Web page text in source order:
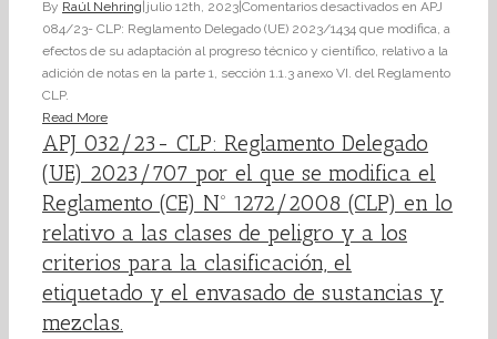
By Raúl Nehring julio 12th, 2023 Comentarios desactivados en APJ
084/23- CLP: Reglamento Delegado (UE) 2023/1434 que modifica, a
efectos de su adaptación al progreso técnico y científico, relativo a la
adición de notas en la parte 1, sección 1.1.3 anexo VI. del Reglamento
CLP.
Read More
APJ 032/23- CLP: Reglamento Delegado
(UE) 2023/707 por el que se modifica el
Reglamento (CE) Nº 1272/2008 (CLP) en lo
relativo a las clases de peligro y a los
criterios para la clasificación, el
etiquetado y el envasado de sustancias y
mezclas.